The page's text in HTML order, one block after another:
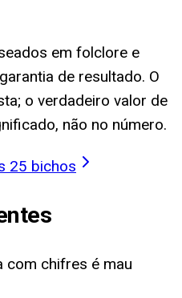
em folclore e
de resultado. O
o verdadeiro valor de
não no número.
25 bichos
com chifres é mau